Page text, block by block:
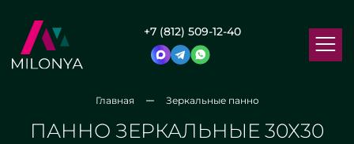
+7 (812) 509-12-40
Главная Зеркальные панно
ПАННО ЗЕРКАЛЬНЫЕ 30Х30